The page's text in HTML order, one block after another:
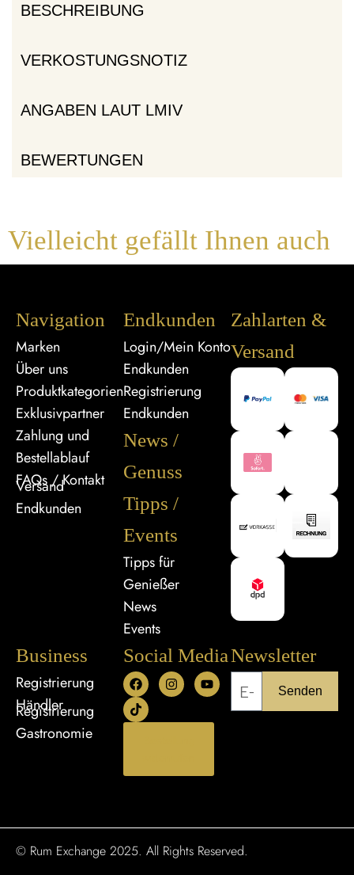
BESCHREIBUNG
VERKOSTUNGSNOTIZ
ANGABEN LAUT LMIV
BEWERTUNGEN
Vielleicht gefällt Ihnen auch
Navigation
Marken
Über uns
Produktkategorien
Exklusivpartner
Zahlung und
Bestellablauf
FAQs / Kontakt
Versand
Endkunden
Endkunden
Login/Mein Konto
Endkunden
Registrierung
Endkunden
News /
Genuss
Tipps /
Events
Tipps für
Genießer
News
Events
Zahlarten &
Versand
Business
Registrierung
Händler
Registrierung
Gastronomie
Social MediaNewsletter
Senden
© Rum Exchange 2025. All Rights Reserved.